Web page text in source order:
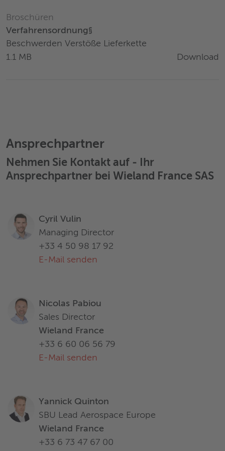
Broschüren
Verfahrensordnung§
Beschwerden Verstöße Lieferkette
1.1 MB
Download
Ansprechpartner
Nehmen Sie Kontakt auf - Ihr
Ansprechpartner bei Wieland France SAS
Cyril Vulin
Managing Director
+33 4 50 98 17 92
E-Mail senden
Nicolas Pabiou
Sales Director
Wieland France
+33 6 60 06 56 79
E-Mail senden
Yannick Quinton
SBU Lead Aerospace Europe
Wieland France
+33 6 73 47 67 00